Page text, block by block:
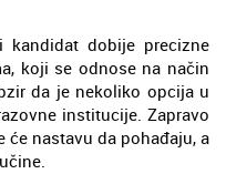
dobije precizne
koji se odnose na način
da je nekoliko opcija u
institucije. Zapravo
će nastavu da pohađaju, a